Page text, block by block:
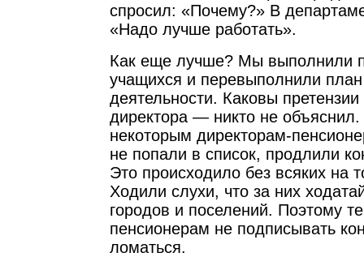
спросил: «Почему?» В
«Надо лучше работать».
Как еще лучше? Мы выполнили
учащихся и перевыполнили
деятельности. Каковы
директора — никто не объяснил.
некоторым директорам-
не попали в список, продлили
Это происходило без всяких на
Ходили слухи, что за них
городов и поселений. Поэтому
пенсионерам не подписывать
ломаться.